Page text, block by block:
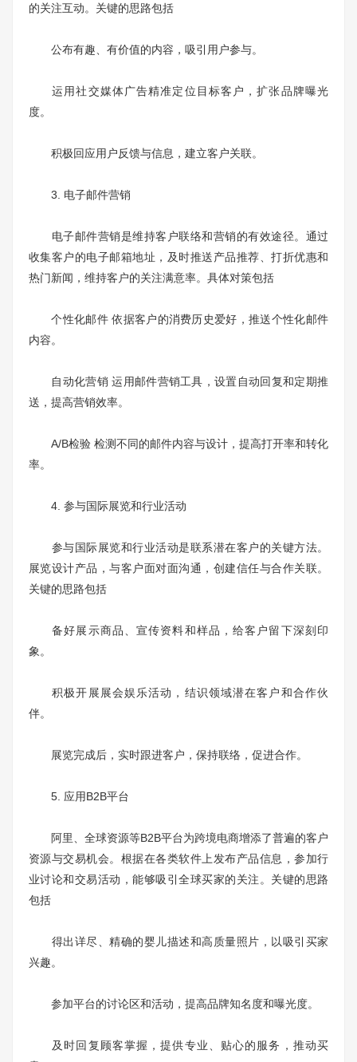
的关注互动。关键的思路包括
公布有趣、有价值的内容，吸引用户参与。
运用社交媒体广告精准定位目标客户，扩张品牌曝光
度。
积极回应用户反馈与信息，建立客户关联。
3. 电子邮件营销
电子邮件营销是维持客户联络和营销的有效途径。通过
收集客户的电子邮箱地址，及时推送产品推荐、打折优惠和
热门新闻，维持客户的关注满意率。具体对策包括
个性化邮件 依据客户的消费历史爱好，推送个性化邮件
内容。
自动化营销 运用邮件营销工具，设置自动回复和定期推
送，提高营销效率。
A/B检验 检测不同的邮件内容与设计，提高打开率和转化
率。
4. 参与国际展览和行业活动
参与国际展览和行业活动是联系潜在客户的关键方法。
展览设计产品，与客户面对面沟通，创建信任与合作关联。
关键的思路包括
备好展示商品、宣传资料和样品，给客户留下深刻印
象。
积极开展展会娱乐活动，结识领域潜在客户和合作伙
伴。
展览完成后，实时跟进客户，保持联络，促进合作。
5. 应用B2B平台
阿里、全球资源等B2B平台为跨境电商增添了普遍的客户
资源与交易机会。根据在各类软件上发布产品信息，参加行
业讨论和交易活动，能够吸引全球买家的关注。关键的思路
包括
得出详尽、精确的婴儿描述和高质量照片，以吸引买家
兴趣。
参加平台的讨论区和活动，提高品牌知名度和曝光度。
及时回复顾客掌握，提供专业、贴心的服务，推动买